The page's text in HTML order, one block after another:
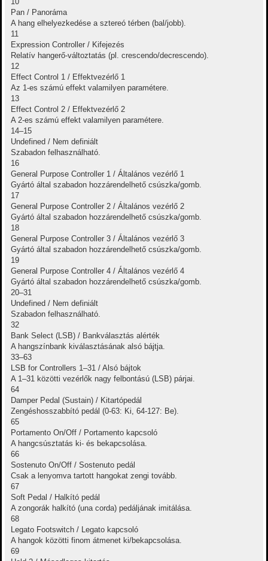
Pan / Panoráma
A hang elhelyezkedése a sztereó térben (bal/jobb).
11
Expression Controller / Kifejezés
Relatív hangerő-változtatás (pl. crescendo/decrescendo).
12
Effect Control 1 / Effektvezérlő 1
Az 1-es számú effekt valamilyen paramétere.
13
Effect Control 2 / Effektvezérlő 2
A 2-es számú effekt valamilyen paramétere.
14–15
Undefined / Nem definiált
Szabadon felhasználható.
16
General Purpose Controller 1 / Általános vezérlő 1
Gyártó által szabadon hozzárendelhető csúszka/gomb.
17
General Purpose Controller 2 / Általános vezérlő 2
Gyártó által szabadon hozzárendelhető csúszka/gomb.
18
General Purpose Controller 3 / Általános vezérlő 3
Gyártó által szabadon hozzárendelhető csúszka/gomb.
19
General Purpose Controller 4 / Általános vezérlő 4
Gyártó által szabadon hozzárendelhető csúszka/gomb.
20–31
Undefined / Nem definiált
Szabadon felhasználható.
32
Bank Select (LSB) / Bankválasztás alérték
A hangszínbank kiválasztásának alsó bájtja.
33–63
LSB for Controllers 1–31 / Alsó bájtok
A 1–31 közötti vezérlők nagy felbontású (LSB) párjai.
64
Damper Pedal (Sustain) / Kitartópedál
Zengéshosszabbító pedál (0-63: Ki, 64-127: Be).
65
Portamento On/Off / Portamento kapcsoló
A hangcsúsztatás ki- és bekapcsolása.
66
Sostenuto On/Off / Sostenuto pedál
Csak a lenyomva tartott hangokat zengi tovább.
67
Soft Pedal / Halkító pedál
A zongorák halkító (una corda) pedáljának imitálása.
68
Legato Footswitch / Legato kapcsoló
A hangok közötti finom átmenet ki/bekapcsolása.
69